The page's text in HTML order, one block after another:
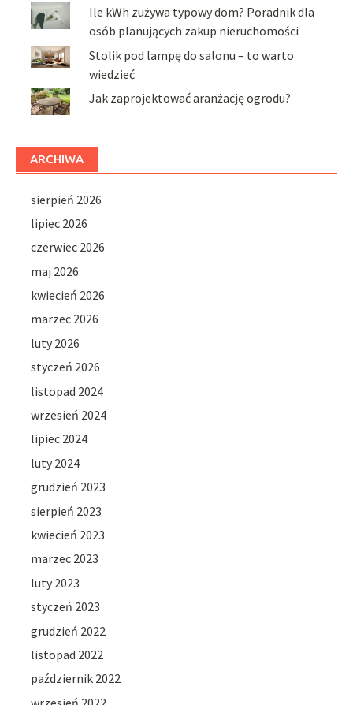
Ile kWh zużywa typowy dom? Poradnik dla
osób planujących zakup nieruchomości
Stolik pod lampę do salonu – to warto
wiedzieć
Jak zaprojektować aranżację ogrodu?
ARCHIWA
sierpień 2026
lipiec 2026
czerwiec 2026
maj 2026
kwiecień 2026
marzec 2026
luty 2026
styczeń 2026
listopad 2024
wrzesień 2024
lipiec 2024
luty 2024
grudzień 2023
sierpień 2023
kwiecień 2023
marzec 2023
luty 2023
styczeń 2023
grudzień 2022
listopad 2022
październik 2022